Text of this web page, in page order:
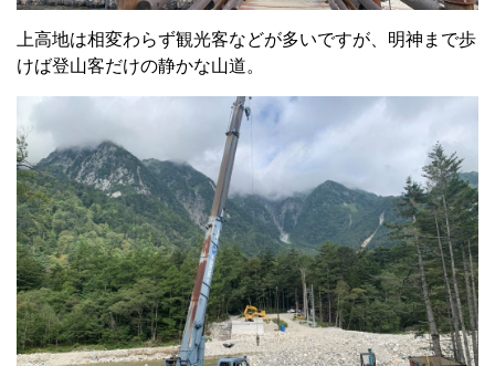
上高地は相変わらず観光客などが多いですが、明神まで歩
けば登山客だけの静かな山道。